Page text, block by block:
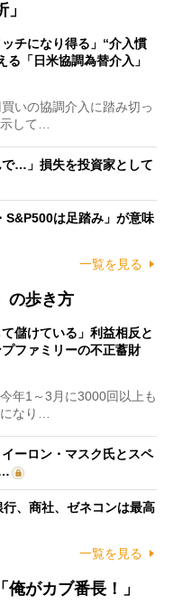
ッチになり得る」“介入慣
る「日米協調為替介入」
いの協調介入に踏み切っ
して…
で…」損失を投資家として
S&P500は足踏み」が意味
一覧を見る
の歩き方
儲けている」利益相反と
ファミリーの不正蓄財
年1～3月に3000回以上も
なり…
ーロン・マスク氏とスペ
行、商社、ゼネコンは最高
一覧を見る
がカブ番長！」